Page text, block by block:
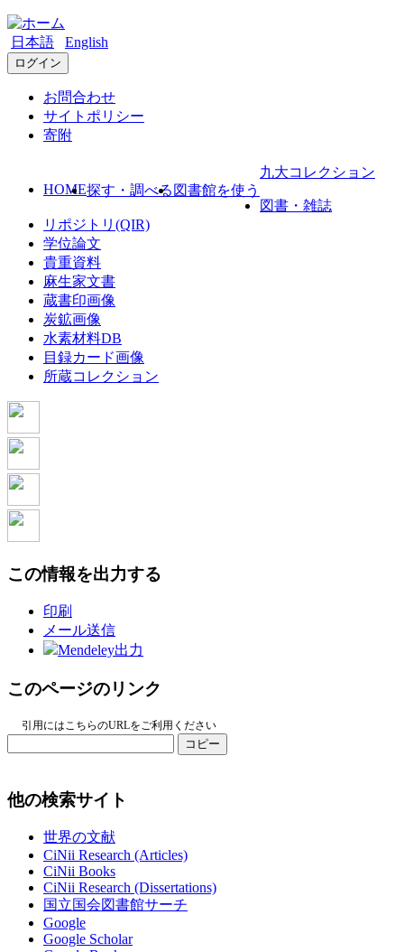
日本語 English
ログイン
お問合わせ
サイトポリシー
寄附
HOME探す・調べる 図書館を使う
九大コレクション
図書・雑誌
リポジトリ(QIR)
学位論文
貴重資料
麻生家文書
蔵書印画像
炭鉱画像
水素材料DB
目録カード画像
所蔵コレクション
この情報を出力する
印刷
メール送信
Mendeley出力
このページのリンク
引用にはこちらのURLをご利用ください
コピー
他の検索サイト
世界の文献
CiNii Research (Articles)
CiNii Books
CiNii Research (Dissertations)
国立国会図書館サーチ
Google
Google Scholar